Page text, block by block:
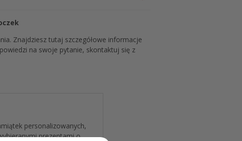
Znajdziesz tutaj szczegółowe informacje
na swoje pytanie, skontaktuj się z
personalizowanych,
prezentami o